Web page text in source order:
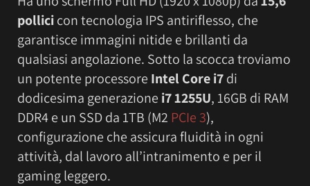
pollicicon tecnologia IPS antiriflesso, che
garantisce immagini nitide e brillanti da
qualsiasi angolazione. Sotto la scocca troviamo
un potente processore Intel Core i7di
dodicesima generazione i7 1255U, 16GB di RAM
DDR4 e un SSD da 1TB (M2 PCIe 3),
configurazione che assicura fluidità in ogni
attività, dal lavoro all’intranimento e per il
gaming leggero.